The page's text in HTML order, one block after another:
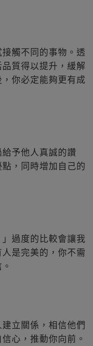
觸不同的事物。透
質得以提升，緩解
你必定能夠更有成
予他人真誠的讚
，同時增加自己的
過度的比較會讓我
是完美的，你不需
立關係，相信他們
心，推動你向前。